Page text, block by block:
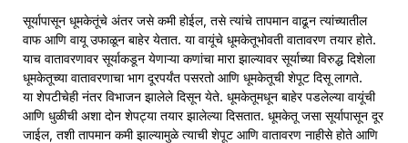
सूर्यापासून धूमकेतूंचे अंतर जसे कमी होईल, तसे त्यांचे तापमान वाढून त्यांच्यातील
वाफ आणि वायू उफाळून बाहेर येतात. या वायूंचे धूमकेतूभोवती वातावरण तयार होते.
याच वातावरणावर सूर्याकडून येणाऱ्या कणांचा मारा झाल्यावर सूर्याच्या विरुद्ध दिशेला
धूमकेतूच्या वातावरणाचा भाग दूरपर्यंत पसरतो आणि धूमकेतूची शेपूट दिसू लागते.
या शेपटीचेही नंतर विभाजन झालेले दिसून येते. धूमकेतूमधून बाहेर पडलेल्या वायूंची
आणि धुळीची अशा दोन शेपट्या तयार झालेल्या दिसतात. धूमकेतू जसा सूर्यापासून दूर
जाईल, तशी तापमान कमी झाल्यामुळे त्याची शेपूट आणि वातावरण नाहीसे होते आणि